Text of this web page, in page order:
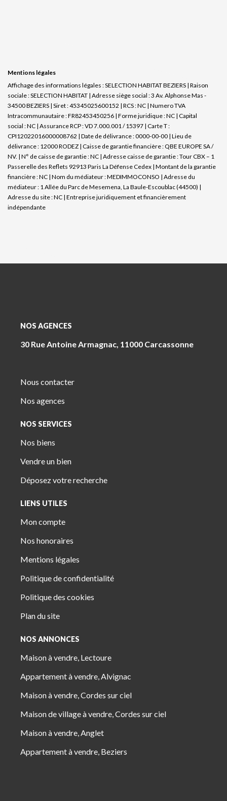
Mentions légales
Affichage des informations légales : SELECTION HABITAT BEZIERS | Raison
sociale : SELECTION HABITAT | Adresse siège social : 3 Av. Alphonse Mas -
34500 BEZIERS | Siret : 45345025600152 | RCS : NC | Numero TVA
Intracommunautaire : FR82453450256 | Forme juridique : NC | Capital
social : NC | Assurance RCP : VD 7.000.001 / 15397 | Carte T :
CPI12022016000008762 | Date de délivrance : 0000-00-00 | Lieu de
délivrance : 12000 RODEZ | Caisse de garantie financière : QBE EUROPE SA /
NV. | N° de caisse de garantie : NC | Adresse caisse de garantie : Tour CBX – 1
Passerelle des Reflets 92913 Paris La Défense Cedex | Montant de la garantie
financière : NC | Nom du médiateur : MEDIMMOCONSO | Adresse du
médiateur : 1 Allée du Parc de Mesemena, La Baule-Escoublac (44500) |
Adresse du site : NC | Entreprise juridiquement et financièrement
indépendante
NOS AGENCES
30 Rue Antoine Armagnac, 11000 Carcassonne
Nous contacter
Nos agences
NOS SERVICES
Nos biens
Vendre un bien
Déposez votre recherche
LIENS UTILES
Mon compte
Nos honoraires
Mentions légales
Politique de confidentialité
Politique des cookies
Plan du site
NOS ANNONCES
Maison à vendre, Lectoure
Appartement à vendre, Alvignac
Maison à vendre, Cordes sur ciel
Maison de village à vendre, Cordes sur ciel
Maison à vendre, Anglet
Appartement à vendre, Beziers